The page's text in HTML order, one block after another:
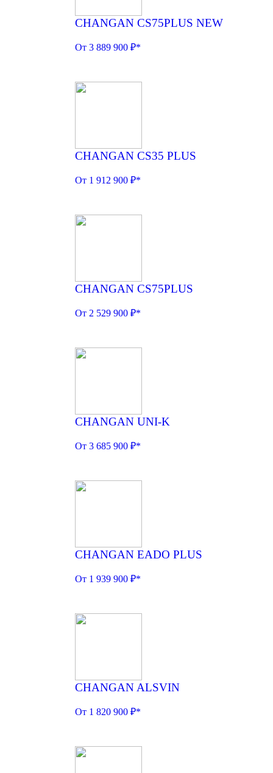
CHANGAN CS75PLUS NEW
От 3 889 900 ₽*
CHANGAN CS35 PLUS
От 1 912 900 ₽*
CHANGAN CS75PLUS
От 2 529 900 ₽*
CHANGAN UNI-K
От 3 685 900 ₽*
CHANGAN EADO PLUS
От 1 939 900 ₽*
CHANGAN ALSVIN
От 1 820 900 ₽*